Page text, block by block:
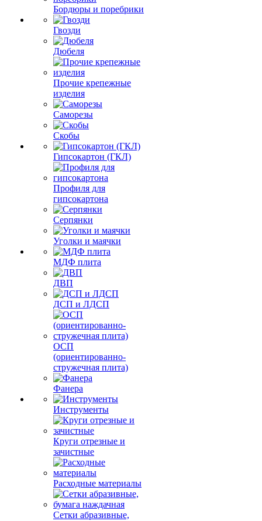
Бордюры и поребрики
Гвозди
Дюбеля
Прочие крепежные
изделия
Саморезы
Скобы
Гипсокартон (ГКЛ)
Профиля для
гипсокартона
Серпянки
Уголки и маячки
МДФ плита
ДВП
ДСП и ЛДСП
ОСП
(ориентированно-
стружечная плита)
Фанера
Инструменты
Круги отрезные и
зачистные
Расходные материалы
Сетки абразивные,